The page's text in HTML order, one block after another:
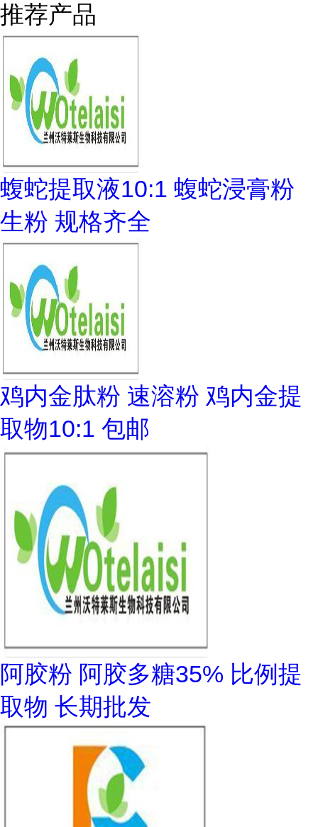
推荐产品
蝮蛇提取液10:1 蝮蛇浸膏粉
生粉 规格齐全
鸡内金肽粉 速溶粉 鸡内金提
取物10:1 包邮
阿胶粉 阿胶多糖35% 比例提
取物 长期批发